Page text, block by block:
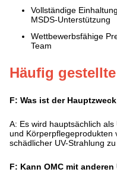
Vollständige
MSDS-Unterstützung
Wettbewerbsfähige
Team
Häufig
F: Was ist der
A: Es wird hauptsächlich
und Körperpflegeprodukten
schädlicher UV-Strahlung zu
F: Kann OMC mit